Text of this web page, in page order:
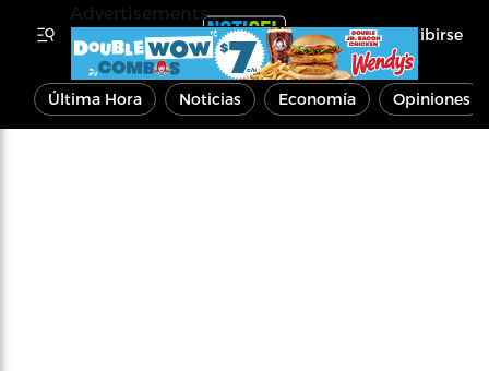
Inscribirse
Última Hora Noticias Economía Opiniones
Advertisements